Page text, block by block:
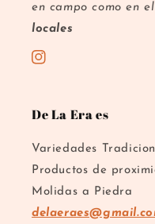
en campo como en
locales
Instagram
De La Era es
Variedades
Productos de
Molidas a Piedra